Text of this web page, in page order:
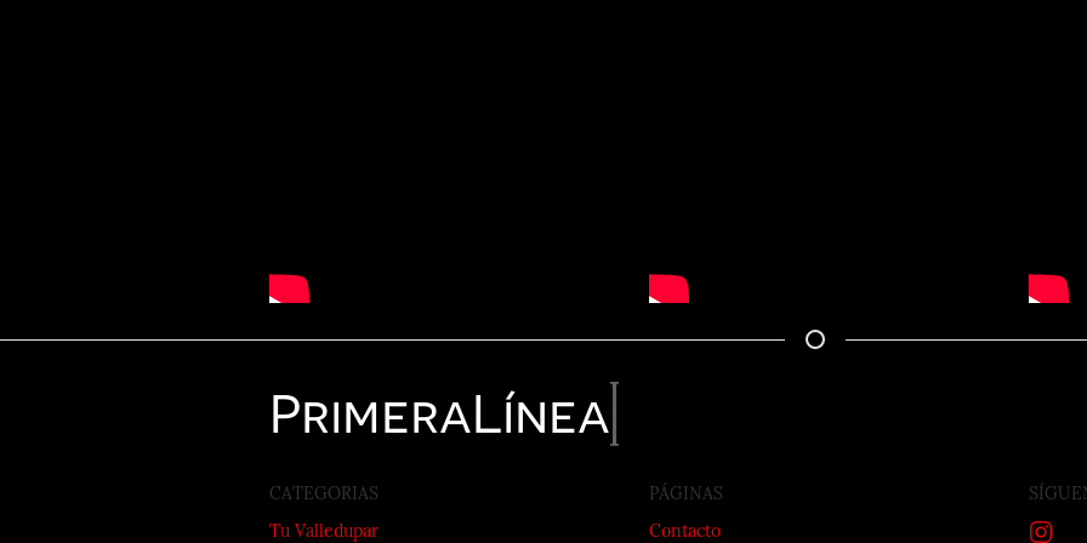
PrimeraLínea
CATEGORIAS
Tu Valledupar
PÁGINAS
Contacto